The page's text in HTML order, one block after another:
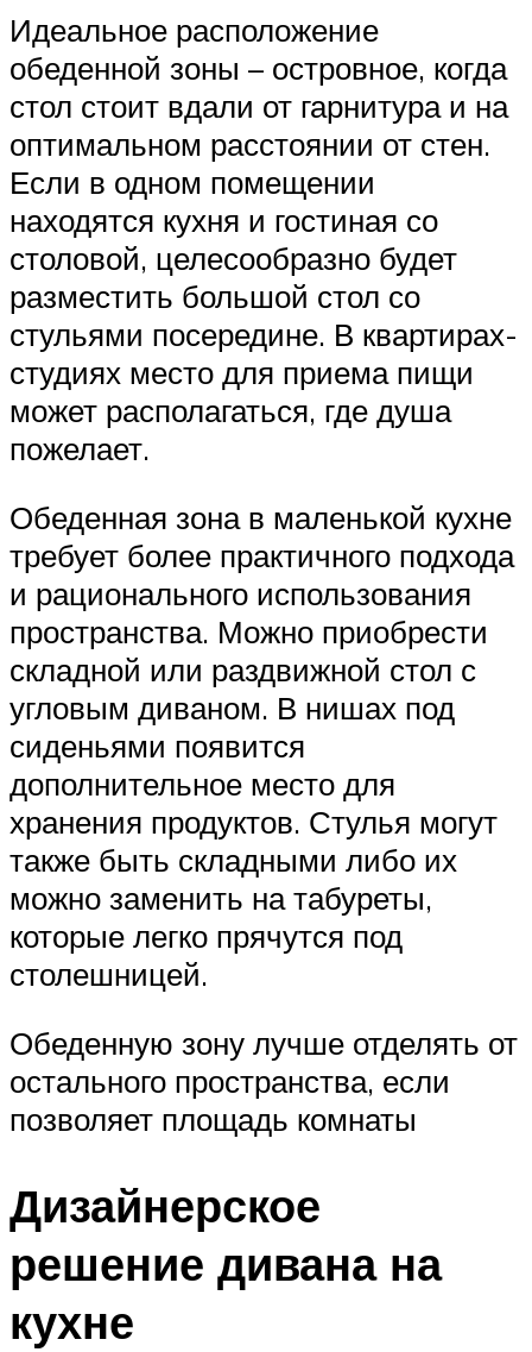
Идеальное расположение
обеденной зоны – островное, когда
стол стоит вдали от гарнитура и на
оптимальном расстоянии от стен.
Если в одном помещении
находятся кухня и гостиная со
столовой, целесообразно будет
разместить большой стол со
стульями посередине. В квартирах-
студиях место для приема пищи
может располагаться, где душа
пожелает.
Обеденная зона в маленькой кухне
требует более практичного подхода
и рационального использования
пространства. Можно приобрести
складной или раздвижной стол с
угловым диваном. В нишах под
сиденьями появится
дополнительное место для
хранения продуктов. Стулья могут
также быть складными либо их
можно заменить на табуреты,
которые легко прячутся под
столешницей.
Обеденную зону лучше отделять от
остального пространства, если
позволяет площадь комнаты
Дизайнерское
решение дивана на
кухне